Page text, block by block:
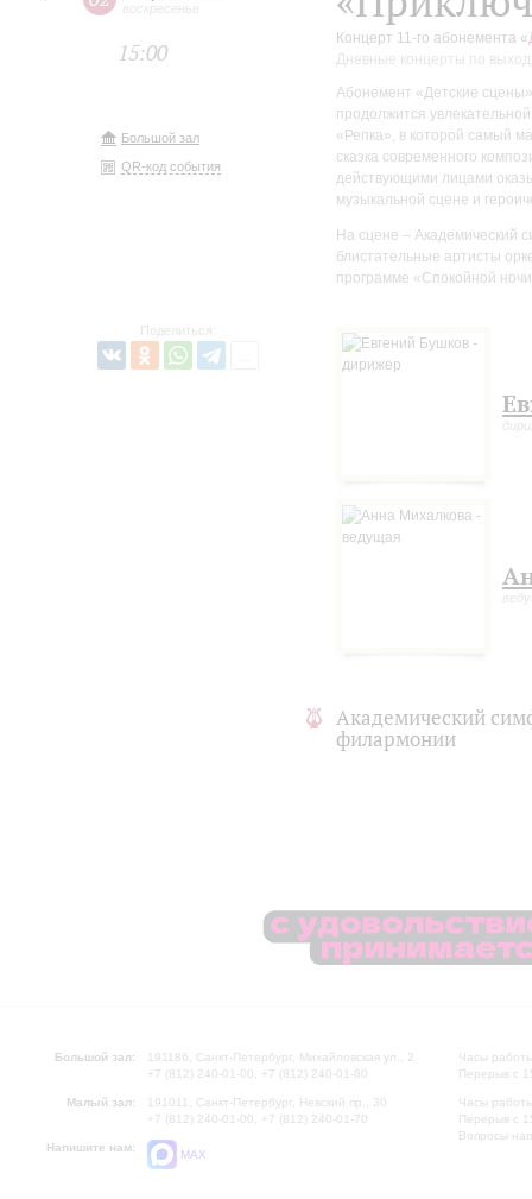
воскресенье
15:00
Большой зал
QR-код события
Поделиться:
Концерт 11-го абонемента «
Дневные концерты по
Абонемент «Детские
продолжится
«Репка», в которой самый
сказка современного
действующими лицами
музыкальной сцене и
На сцене – Академический
блистательные артисты
программе «Спокойной
Академический
филармонии
Большой зал:
191186, Санкт-Петербург, Михайловская ул., 2
+7 (812) 240-01-00, +7 (812) 240-01-80
Малый зал:
191011, Санкт-Петербург, Невский пр., 30
+7 (812) 240-01-00, +7 (812) 240-01-70
Напишите нам:
MAX
Часы
Перерыв с
Часы
Перерыв с
Вопросы